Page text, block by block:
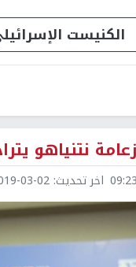
الكنيست
نتنياهو
اخر تحديث: 03-02 09:23